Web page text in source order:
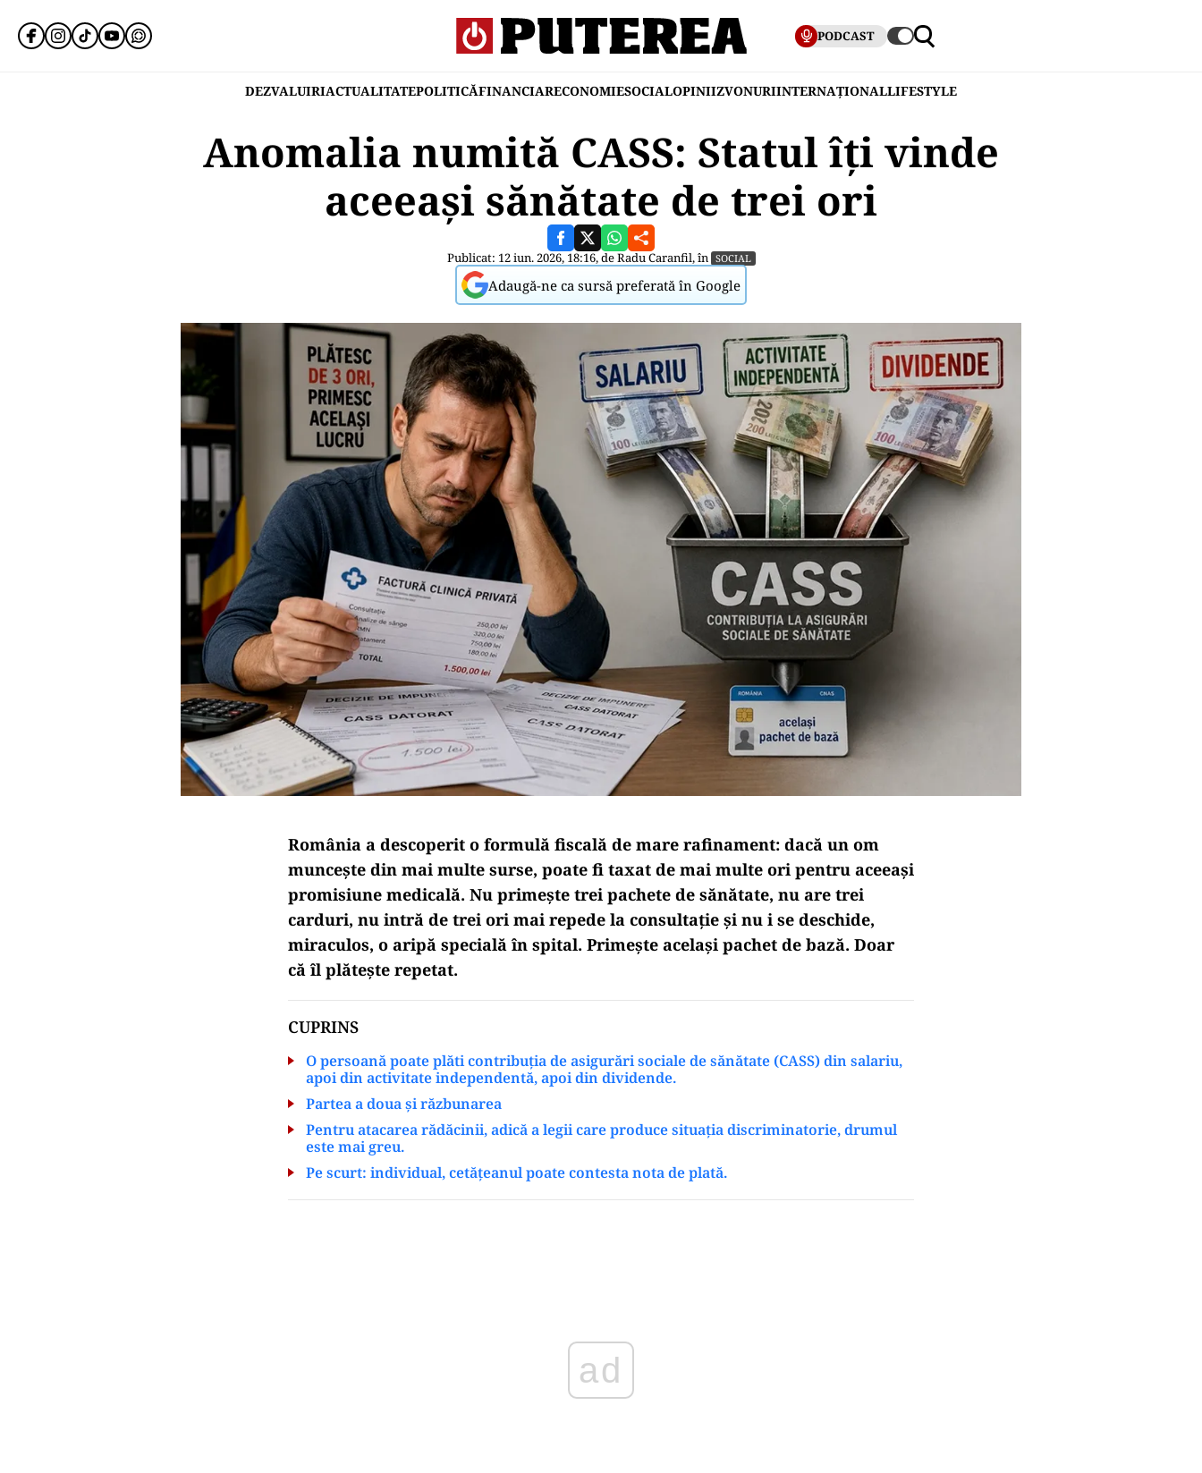
PODCAST
DEZVALUIRIACTUALITATEPOLITICĂFINANCIARECONOMIESOCIALOPINIIZVONURIINTERNAȚIONALLIFESTYLE
Anomalia numită CASS: Statul îți vinde
aceeași sănătate de trei ori
Publicat: 12 iun. 2026, 18:16, deRadu Caranfil, în SOCIAL
Adaugă-ne ca sursă preferată în Google
România a descoperit o formulă fiscală de mare rafinament: dacă un om
muncește din mai multe surse, poate fi taxat de mai multe ori pentru aceeași
promisiune medicală. Nu primește trei pachete de sănătate, nu are trei
carduri, nu intră de trei ori mai repede la consultație și nu i se deschide,
miraculos, o aripă specială în spital. Primește același pachet de bază. Doar
că îl plătește repetat.
CUPRINS
O persoană poate plăti contribuția de asigurări sociale de sănătate (CASS) din salariu,
apoi din activitate independentă, apoi din dividende.
Partea a doua și răzbunarea
Pentru atacarea rădăcinii, adică a legii care produce situația discriminatorie, drumul
este mai greu.
Pe scurt: individual, cetățeanul poate contesta nota de plată.